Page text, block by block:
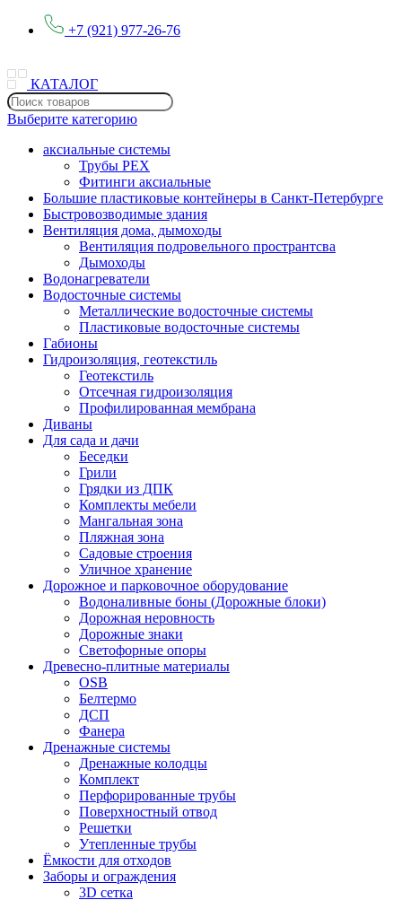
+7 (921) 977-26-76
КАТАЛОГ
Выберите категорию
аксиальные системы
Трубы PEX
Фитинги аксиальные
Большие пластиковые контейнеры в Санкт-Петербурге
Быстровозводимые здания
Вентиляция дома, дымоходы
Вентиляция подровельного пространтсва
Дымоходы
Водонагреватели
Водосточные системы
Металлические водосточные системы
Пластиковые водосточные системы
Габионы
Гидроизоляция, геотекстиль
Геотекстиль
Отсечная гидроизоляция
Профилированная мембрана
Диваны
Для сада и дачи
Беседки
Грили
Грядки из ДПК
Комплекты мебели
Мангальная зона
Пляжная зона
Садовые строения
Уличное хранение
Дорожное и парковочное оборудование
Водоналивные боны (Дорожные блоки)
Дорожная неровность
Дорожные знаки
Светофорные опоры
Древесно-плитные материалы
OSB
Белтермо
ДСП
Фанера
Дренажные системы
Дренажные колодцы
Комплект
Перфорированные трубы
Поверхностный отвод
Решетки
Утепленные трубы
Ёмкости для отходов
Заборы и ограждения
3D сетка